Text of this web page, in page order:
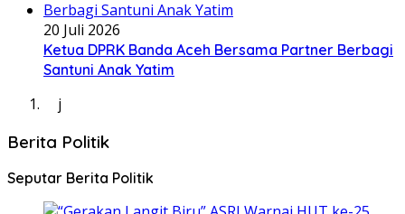
20 Juli 2026
Ketua DPRK Banda Aceh Bersama Partner Berbagi
Santuni Anak Yatim
j
Berita Politik
Seputar Berita Politik